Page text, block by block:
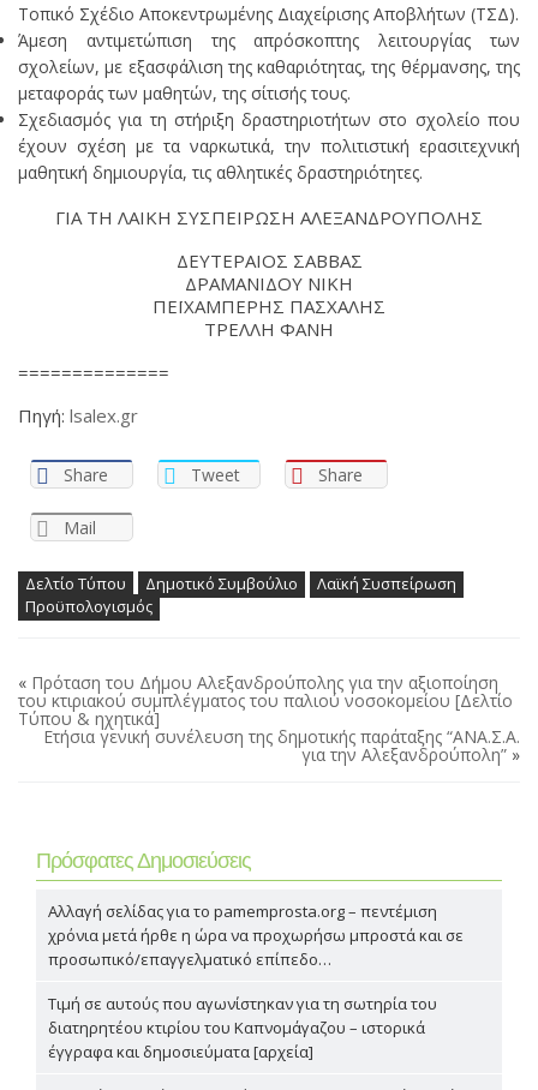
Τοπικό Σχέδιο Αποκεντρωμένης Διαχείρισης Αποβλήτων (ΤΣΔ).
Άμεση αντιμετώπιση της απρόσκοπτης λειτουργίας των
σχολείων, με εξασφάλιση της καθαριότητας, της θέρμανσης, της
μεταφοράς των μαθητών, της σίτισής τους.
Σχεδιασμός για τη στήριξη δραστηριοτήτων στο σχολείο που
έχουν σχέση με τα ναρκωτικά, την πολιτιστική ερασιτεχνική
μαθητική δημιουργία, τις αθλητικές δραστηριότητες.
ΓΙΑ ΤΗ ΛΑΙΚΗ ΣΥΣΠΕΙΡΩΣΗ ΑΛΕΞΑΝΔΡΟΥΠΟΛΗΣ
ΔΕΥΤΕΡΑΙΟΣ ΣΑΒΒΑΣ
ΔΡΑΜΑΝΙΔΟΥ ΝΙΚΗ
ΠΕΪΧΑΜΠΕΡΗΣ ΠΑΣΧΑΛΗΣ
ΤΡΕΛΛΗ ΦΑΝΗ
==============
Πηγή: lsalex.gr
Share Tweet Share
Mail
Δελτίο Τύπου Δημοτικό Συμβούλιο
Λαϊκή Συσπείρωση
Προϋπολογισμός
« Πρόταση του Δήμου Αλεξανδρούπολης για την αξιοποίηση
του κτιριακού συμπλέγματος του παλιού νοσοκομείου [Δελτίο
Τύπου & ηχητικά]
Ετήσια γενική συνέλευση της δημοτικής παράταξης “ΑΝΑ.Σ.Α.
για την Αλεξανδρούπολη” »
Πρόσφατες Δημοσιεύσεις
Αλλαγή σελίδας για το pamemprosta.org – πεντέμιση
χρόνια μετά ήρθε η ώρα να προχωρήσω μπροστά και σε
προσωπικό/επαγγελματικό επίπεδο…
Τιμή σε αυτούς που αγωνίστηκαν για τη σωτηρία του
διατηρητέου κτιρίου του Καπνομάγαζου – ιστορικά
έγγραφα και δημοσιεύματα [αρχεία]